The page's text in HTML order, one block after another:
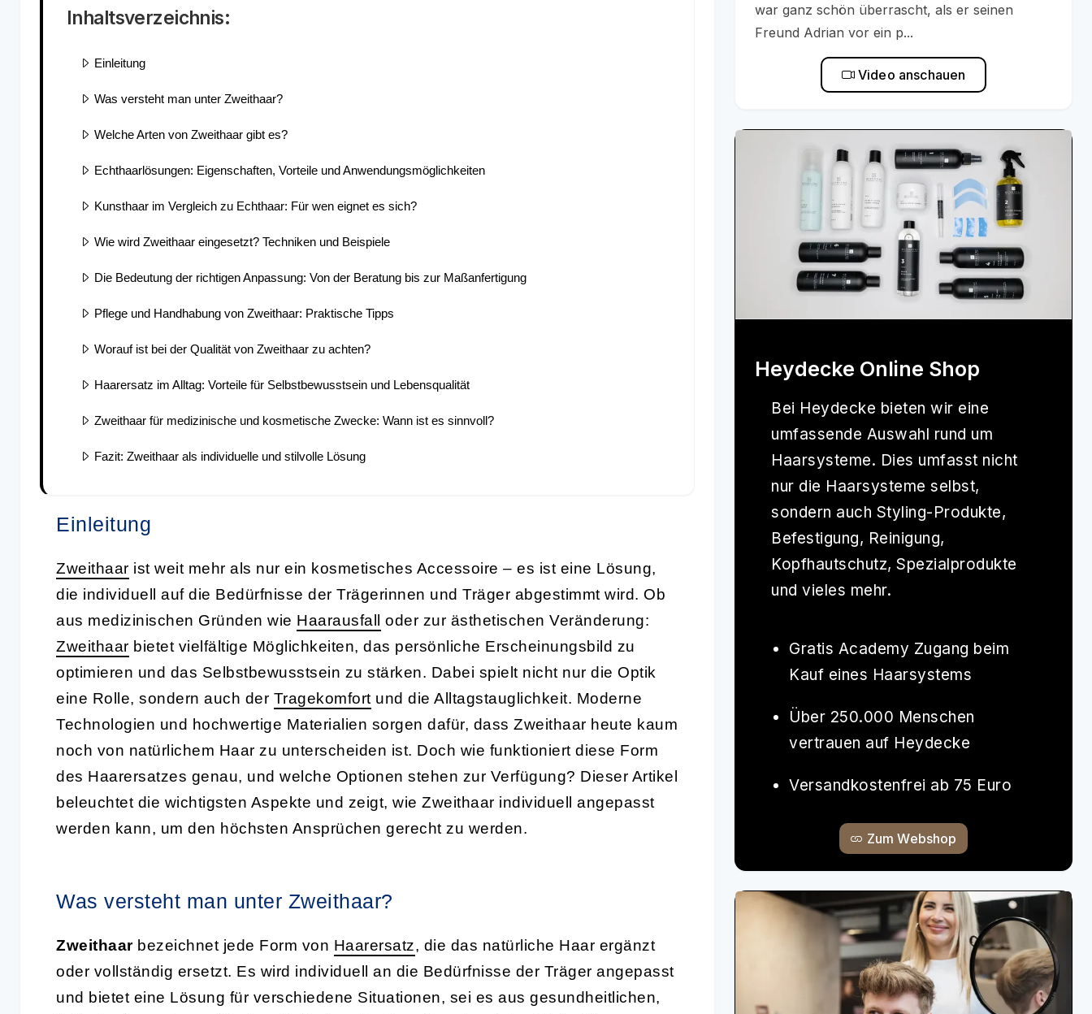
Inhaltsverzeichnis:
Einleitung
Was versteht man unter Zweithaar?
Welche Arten von Zweithaar gibt es?
Echthaarlösungen: Eigenschaften, Vorteile und Anwendungsmöglichkeiten
Kunsthaar im Vergleich zu Echthaar: Für wen eignet es sich?
Wie wird Zweithaar eingesetzt? Techniken und Beispiele
Die Bedeutung der richtigen Anpassung: Von der Beratung bis zur Maßanfertigung
Pflege und Handhabung von Zweithaar: Praktische Tipps
Worauf ist bei der Qualität von Zweithaar zu achten?
Haarersatz im Alltag: Vorteile für Selbstbewusstsein und Lebensqualität
Zweithaar für medizinische und kosmetische Zwecke: Wann ist es sinnvoll?
Fazit: Zweithaar als individuelle und stilvolle Lösung
Einleitung
Zweithaar ist weit mehr als nur ein kosmetisches Accessoire – es ist eine Lösung,
die individuell auf die Bedürfnisse der Trägerinnen und Träger abgestimmt wird. Ob
aus medizinischen Gründen wie Haarausfall
oder zur ästhetischen Veränderung:
Zweithaar bietet vielfältige Möglichkeiten, das persönliche Erscheinungsbild zu
optimieren und das Selbstbewusstsein zu stärken. Dabei spielt nicht nur die Optik
eine Rolle, sondern auch der Tragekomfort und die Alltagstauglichkeit. Moderne
Technologien und hochwertige Materialien sorgen dafür, dass Zweithaar heute kaum
noch von natürlichem Haar zu unterscheiden ist. Doch wie funktioniert diese Form
des Haarersatzes genau, und welche Optionen stehen zur Verfügung? Dieser Artikel
beleuchtet die wichtigsten Aspekte und zeigt, wie Zweithaar individuell angepasst
werden kann, um den höchsten Ansprüchen gerecht zu werden.
Was versteht man unter Zweithaar?
Zweithaarbezeichnet jede Form von Haarersatz, die das natürliche Haar ergänzt
oder vollständig ersetzt. Es wird individuell an die Bedürfnisse der Träger angepasst
und bietet eine Lösung für verschiedene Situationen, sei es aus gesundheitlichen,
war ganz schön überrascht, als er seinen
Freund Adrian vor ein p...
Video anschauen
Heydecke Online Shop
Bei Heydecke bieten wir eine
umfassende Auswahl rund um
Haarsysteme. Dies umfasst nicht
nur die Haarsysteme selbst,
sondern auch Styling-Produkte,
Befestigung, Reinigung,
Kopfhautschutz, Spezialprodukte
und vieles mehr.
Gratis Academy Zugang beim
Kauf eines Haarsystems
Über 250.000 Menschen
vertrauen auf Heydecke
Versandkostenfrei ab 75 Euro
Zum Webshop